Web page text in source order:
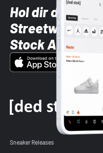
Hol dir die
Streetwear-
Stock App
Sneaker Releases